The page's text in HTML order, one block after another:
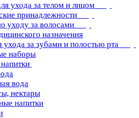
ухода за телом и лицом
принадлежности
уходу за волосами
назначения
ухода за зубами и полостью рта
наборы
вода
нектары
напитки